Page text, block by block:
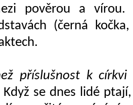
pověrou a vírou.
(černá
příslušnost k církvi
Když se dnes lidé